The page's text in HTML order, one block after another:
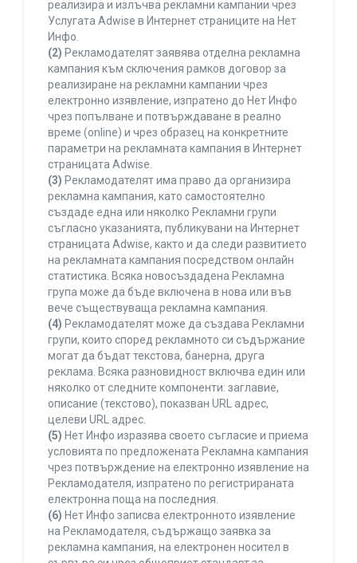
реализира и излъчва рекламни кампании чрез
Услугата Adwise в Интернет страниците на Нет
Инфо.
(2) Рекламодателят заявява отделна рекламна
кампания към сключения рамков договор за
реализиране на рекламни кампании чрез
електронно изявление, изпратено до Нет Инфо
чрез попълване и потвърждаване в реално
време (online) и чрез образец на конкретните
параметри на рекламната кампания в Интернет
страницата Adwise.
(3) Рекламодателят има право да организира
рекламна кампания, като самостоятелно
създаде една или няколко Рекламни групи
съгласно указанията, публикувани на Интернет
страницата Adwise, както и да следи развитието
на рекламната кампания посредством онлайн
статистика. Всяка новосъздадена Рекламна
група може да бъде включена в нова или във
вече съществуваща рекламна кампания.
(4) Рекламодателят може да създава Рекламни
групи, които според рекламното си съдържание
могат да бъдат текстова, банерна, друга
реклама. Всяка разновидност включва един или
няколко от следните компоненти: заглавие,
описание (текстово), показван URL адрес,
целеви URL адрес.
(5) Нет Инфо изразява своето съгласие и приема
условията по предложената Рекламна кампания
чрез потвърждение на електронно изявление на
Рекламодателя, изпратено по регистрираната
електронна поща на последния.
(6) Нет Инфо записва електронното изявление
на Рекламодателя, съдържащо заявка за
рекламна кампания, на електронен носител в